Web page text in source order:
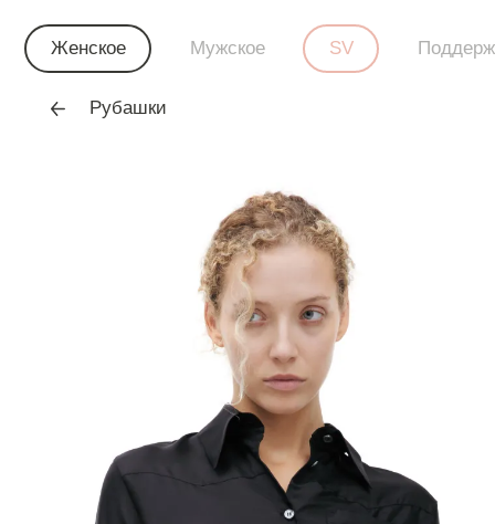
Женское Мужское SV
Рубашки